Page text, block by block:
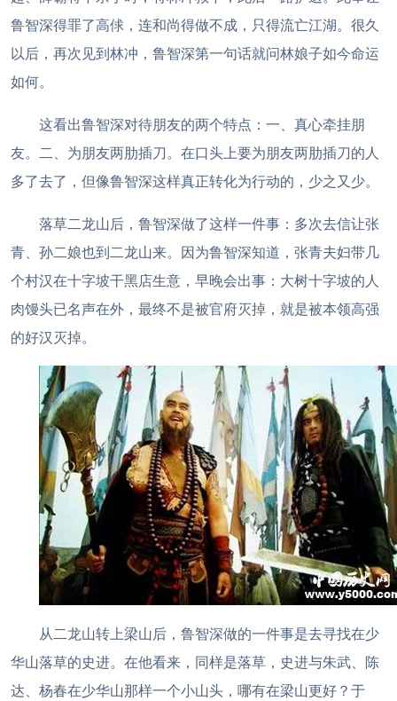
鲁智深得罪了高俅，连和尚得做不成，只得流亡江湖。很久
以后，再次见到林冲，鲁智深第一句话就问林娘子如今命运
如何。
这看出鲁智深对待朋友的两个特点：一、真心牵挂朋
友。二、为朋友两肋插刀。在口头上要为朋友两肋插刀的人
多了去了，但像鲁智深这样真正转化为行动的，少之又少。
落草二龙山后，鲁智深做了这样一件事：多次去信让张
青、孙二娘也到二龙山来。因为鲁智深知道，张青夫妇带几
个村汉在十字坡干黑店生意，早晚会出事：大树十字坡的人
肉馒头已名声在外，最终不是被官府灭掉，就是被本领高强
的好汉灭掉。
从二龙山转上梁山后，鲁智深做的一件事是去寻找在少
华山落草的史进。在他看来，同样是落草，史进与朱武、陈
达、杨春在少华山那样一个小山头，哪有在梁山更好？于